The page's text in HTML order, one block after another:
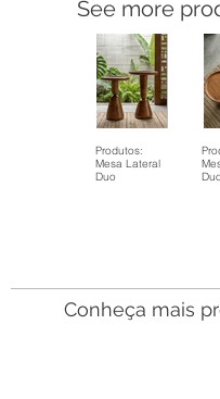
See more
Produtos:
Mesa Lateral
Duo
Conheça mais